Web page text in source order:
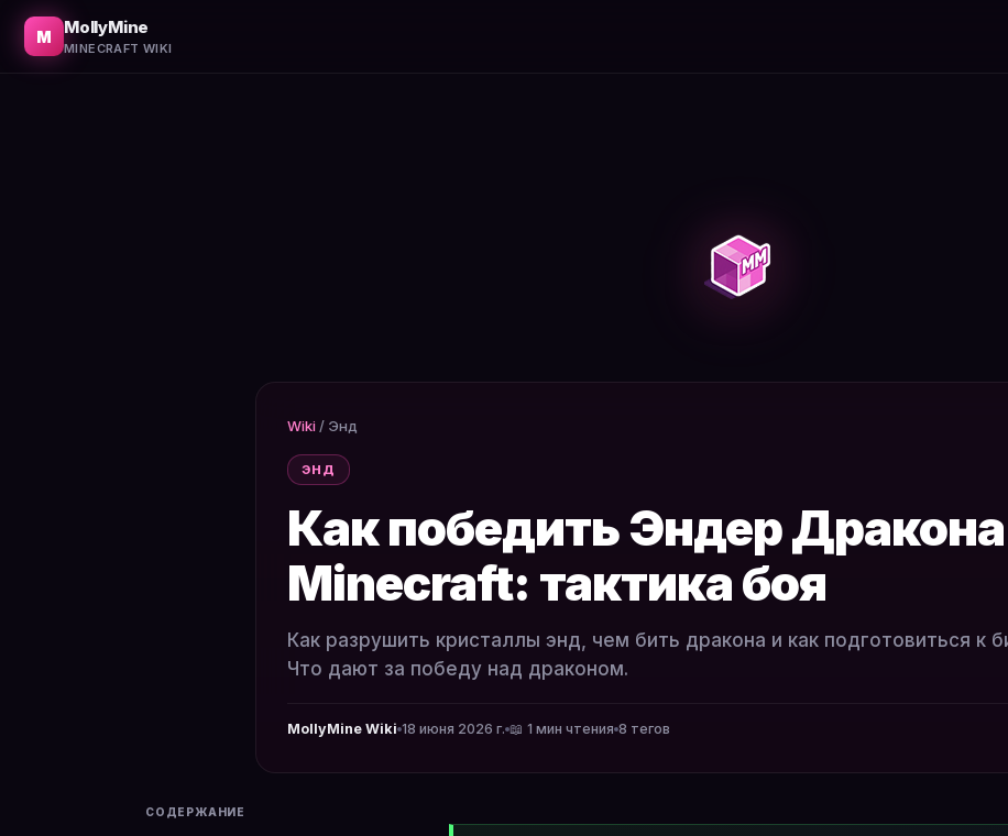
Как разрушить кристаллы энд, чем бить дракона и как подготовиться к битве. Что дают за победу над драконом.
M MollyMine
MINECRAFT WIKI
Wiki / Энд
ЭНД
Как победить Эндер
Minecraft: тактика боя
Как разрушить кристаллы энд, чем бить дракона и как подготовиться к
Что дают за победу над драконом.
MollyMine Wiki 18 июня 2026 г. 📖 1 мин чтения 8 тегов
СОДЕРЖАНИЕ